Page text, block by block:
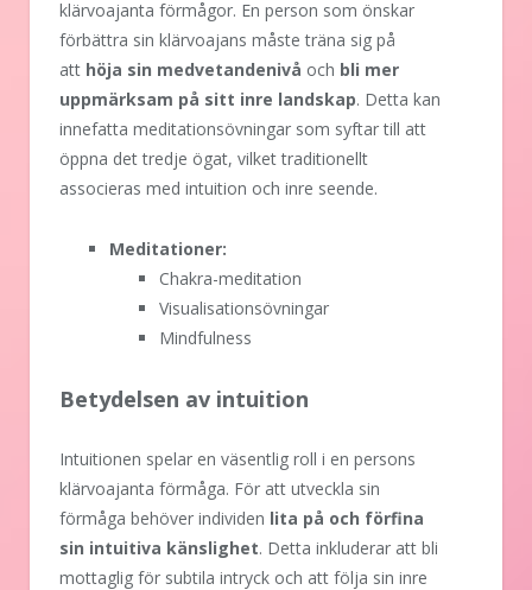
klärvoajanta förmågor. En person som önskar
förbättra sin klärvoajans måste träna sig på
att höja sin medvetandenivå och bli mer
uppmärksam på sitt inre landskap. Detta kan
innefatta meditationsövningar som syftar till att
öppna det tredje ögat, vilket traditionellt
associeras med intuition och inre seende.
Meditationer:
Chakra-meditation
Visualisationsövningar
Mindfulness
Betydelsen av intuition
Intuitionen spelar en väsentlig roll i en persons
klärvoajanta förmåga. För att utveckla sin
förmåga behöver individen lita på och förfina
sin intuitiva känslighet. Detta inkluderar att bli
mottaglig för subtila intryck och att följa sin inre